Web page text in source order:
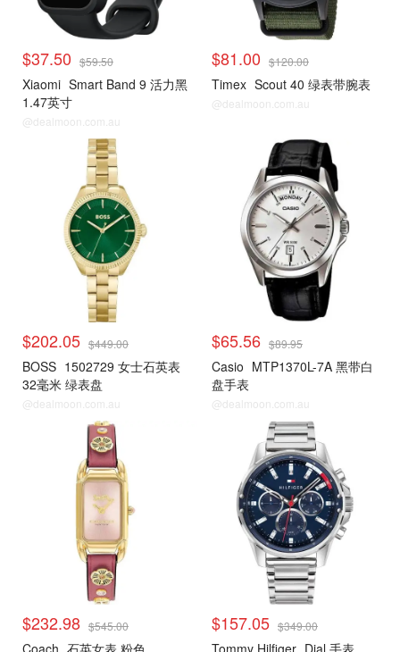
$37.50 $59.50
Xiaomi Smart Band 9 活力黑
1.47英寸
@dealmoon.com.au
$81.00 $120.00
Timex Scout 40 绿表带腕表
@dealmoon.com.au
$202.05 $449.00
BOSS 1502729 女士石英表
32毫米 绿表盘
@dealmoon.com.au
$65.56 $89.95
Casio MTP1370L-7A 黑带白
盘手表
@dealmoon.com.au
$232.98 $545.00
Coach 石英女表 粉色
$157.05 $349.00
Tommy Hilfiger Dial 手表